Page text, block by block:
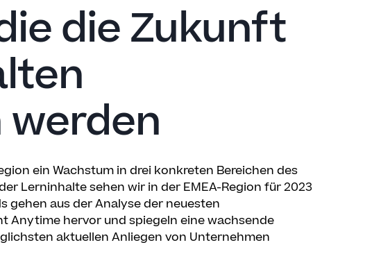
die Zukunft
ein Wachstum in drei konkreten Bereichen des
Lerninhalte sehen wir in der EMEA-Region für 2023
gehen aus der Analyse der neuesten
Anytime hervor und spiegeln eine wachsende
aktuellen Anliegen von Unternehmen